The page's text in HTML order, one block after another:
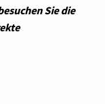
Sie die